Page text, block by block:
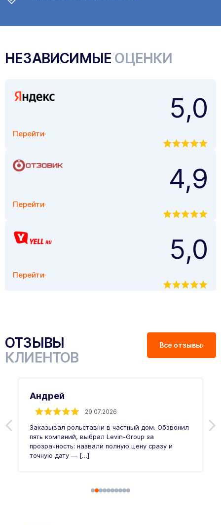
НЕЗАВИСИМЫЕ ОЦЕНКИ
Перейти
5,0
Перейти
4,9
Перейти
5,0
ОТЗЫВЫ
КЛИЕНТОВ
Все отзывы
Андрей
29.07.2026
Заказывал рольставни в частный дом. Обзвонил
пять компаний, выбрал Levin-Group за
прозрачность: назвали полную цену сразу и
точную дату — […]